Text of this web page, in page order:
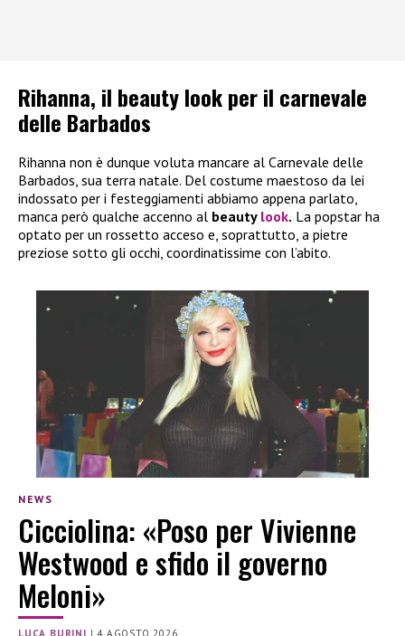
Rihanna, il beauty look per il carnevale
delle Barbados
Rihanna non è dunque voluta mancare al Carnevale delle
Barbados, sua terra natale. Del costume maestoso da lei
indossato per i festeggiamenti abbiamo appena parlato,
manca però qualche accenno al beauty look. La popstar ha
optato per un rossetto acceso e, soprattutto, a pietre
preziose sotto gli occhi, coordinatissime con l’abito.
NEWS
Cicciolina: «Poso per Vivienne
Westwood e sfido il governo
Meloni»